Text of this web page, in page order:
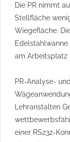
Die PR nimmt
Stellfläche
Wiegefläche.
am Arbeitsplatz
PR-Analyse-
Lehranstalten
einer RS232-